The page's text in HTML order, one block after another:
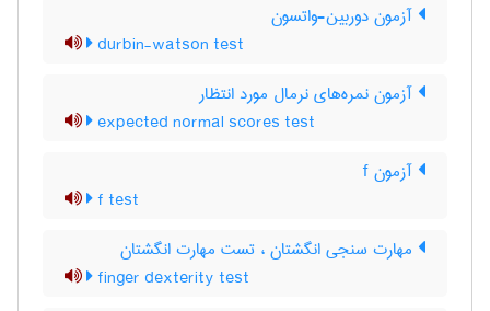
آزمون دوربین-واتسون
durbin-watson test
آزمون نمره‌های نرمال مورد انتظار
expected normal scores test
آزمون f
f test
مهارت سنجی انگشتان ، تست مهارت انگشتان
finger dexterity test